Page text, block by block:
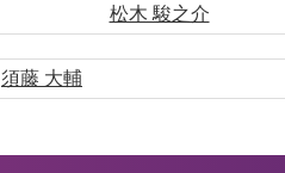
松木 駿之介
須藤 大輔